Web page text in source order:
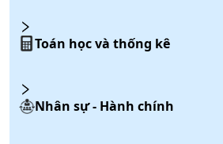
Toán học và thống kê
Nhân sự - Hành chính